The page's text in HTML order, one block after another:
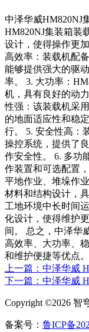
中泽华威HM820NJ
HM820NJ集装箱装
设计，使得操作更
高效率：装载机配
能够提供强大的驱
率。 3. 大功率：
机，具有良好的动
性强：该装载机采
的地面适应性和稳
行。 5. 安全性高：
操控系统，提供了
作安全性。 6. 多功
作装置和可选配置
平地作业、堆垛作
材料和结构设计，
工地环境中长时间
化设计，使得维护
间。 总之，中泽华
高效率、大功率、
和维护便捷等优点。
上一篇：中泽华威
下一篇：中泽华威
Copyright ©2026 智
备案号： 鲁ICP备